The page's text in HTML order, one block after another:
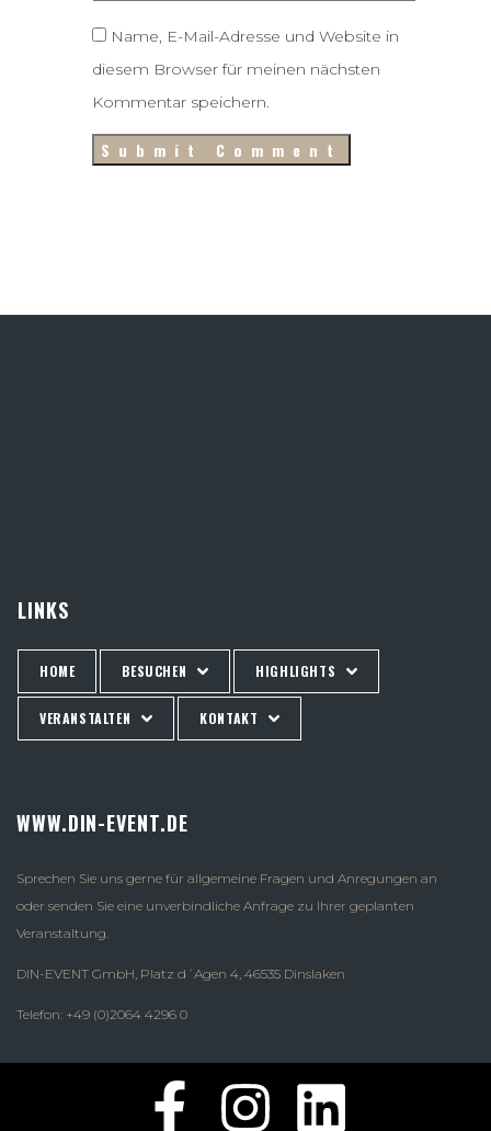
Name, E-Mail-Adresse und Website in
diesem Browser für meinen nächsten
Kommentar speichern.
LINKS
HOME BESUCHEN HIGHLIGHTS
VERANSTALTEN KONTAKT
WWW.DIN-EVENT.DE
Sprechen Sie uns gerne für allgemeine Fragen und Anregungen an
oder senden Sie eine unverbindliche Anfrage zu Ihrer geplanten
Veranstaltung.
DIN-EVENT GmbH, Platz d´Agen 4, 46535 Dinslaken
Telefon: +49 (0)2064 4296 0